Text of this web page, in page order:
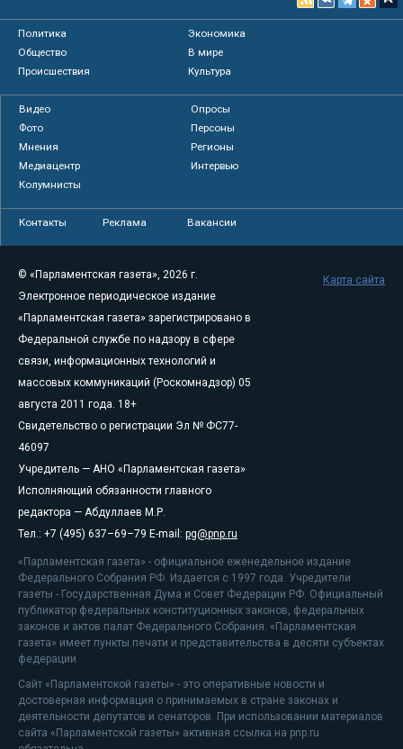
Политика
Экономика
Общество
В мире
Происшествия
Культура
Видео
Опросы
Фото
Персоны
Мнения
Регионы
Медиацентр
Интервью
Колумнисты
Контакты Реклама Вакансии
© «Парламентская газета», 2026 г.
Электронное периодическое издание
«Парламентская газета» зарегистрировано в
Федеральной службе по надзору в сфере
связи, информационных технологий и
массовых коммуникаций (Роскомнадзор) 05
августа 2011 года. 18+
Свидетельство о регистрации Эл № ФС77-
46097
Учредитель — АНО «Парламентская газета»
Исполняющий обязанности главного
редактора — Абдуллаев М.Р.
Тел.: +7 (495) 637–69–79 E-mail: pg@pnp.ru
«Парламентская газета» - официальное еженедельное издание
Федерального Собрания РФ. Издается с 1997 года. Учредители
газеты - Государственная Дума и Совет Федерации РФ. Официальный
публикатор федеральных конституционных законов, федеральных
законов и актов палат Федерального Собрания. «Парламентская
газета» имеет пункты печати и представительства в десяти субъектах
федерации.
Сайт «Парламентской газеты» - это оперативные новости и
достоверная информация о принимаемых в стране законах и
деятельности депутатов и сенаторов. При использовании материалов
сайта «Парламентской газеты» активная ссылка на pnp.ru
Карта сайта